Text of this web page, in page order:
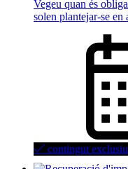
Vegeu quan és
solen plantejar-se en
contingut exclusiu